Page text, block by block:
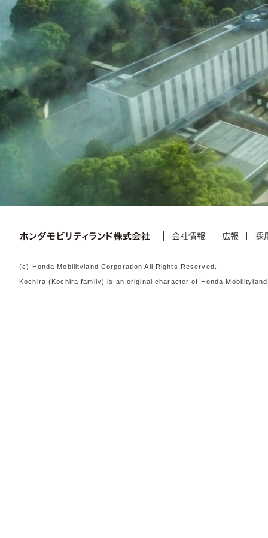
会社情報 広報 採
(c) Honda Mobilityland Corporation All Rights Reserved.
Kochira (Kochira family) is an original character of Honda